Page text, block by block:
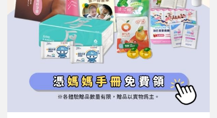
信誼基金會
2022信誼年度報告
2023信誼年度報告
2024信誼年度報告
附設幼兒園
小袋鼠幼師網